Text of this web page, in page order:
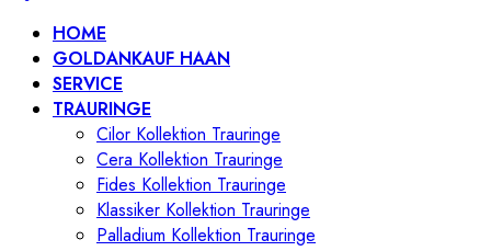
HOME
GOLDANKAUF HAAN
SERVICE
TRAURINGE
Cilor Kollektion Trauringe
Cera Kollektion Trauringe
Fides Kollektion Trauringe
Klassiker Kollektion Trauringe
Palladium Kollektion Trauringe